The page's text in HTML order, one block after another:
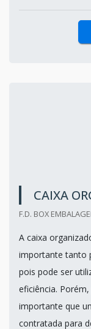
CAIXA
F.D. BOX
A caixa
importante tanto
pois pode ser
eficiência.
importante que
contratada para